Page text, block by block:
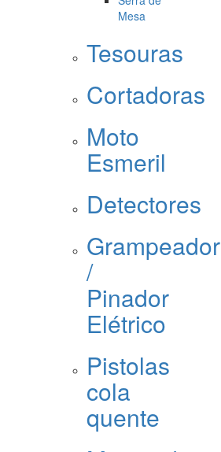
Mesa
Tesouras
Cortadoras
Moto
Esmeril
Detectores
Grampeador
/
Pinador
Elétrico
Pistolas
cola
quente